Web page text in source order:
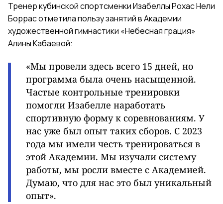
Тренер кубинской спортсменки Изабеллы Рохас Нели
Боррас отметила пользу занятий в Академии
художественной гимнастики «Небесная грация»
Алины Кабаевой:
«Мы провели здесь всего 15 дней, но
программа была очень насыщенной.
Частые контрольные тренировки
помогли Изабелле наработать
спортивную форму к соревнованиям. У
нас уже был опыт таких сборов. С 2023
года мы имели честь тренироваться в
этой Академии. Мы изучали систему
работы, мы росли вместе с Академией.
Думаю, что для нас это был уникальный
опыт».